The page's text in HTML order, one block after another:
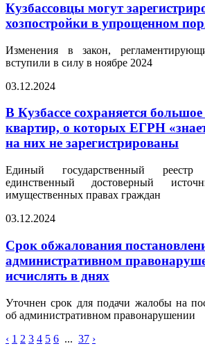
Кузбассовцы могут
хозпостройки в упрощенном
Изменения в закон,
вступили в силу в ноябре 2024
03.12.2024
В Кузбассе сохраняется
квартир, о которых ЕГРН
на них не зарегистрированы
Единый государственный
единственный достоверный
имущественных правах граждан
03.12.2024
Срок обжалования
административном
исчислять в днях
Уточнен срок для подачи жалобы на
об административном правонарушении
‹ 1 2 3 4 5 6 ... 37 ›